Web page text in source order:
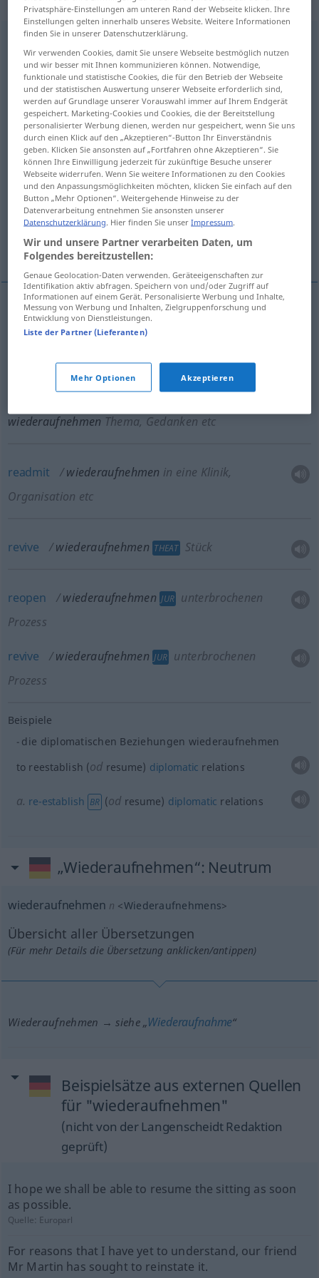
wiederaufnehmenv/t <irr,trennb;-ge-
aufnehmen
Übersicht aller Übersetzungen
(Für mehr Details die Übersetzung anklicken/antippen)
resume, take up again
revert to, come back to, take up again
readmit revive reopen, revive
Weitere Beispiele...
resume,takeup(sth)again
to,comebackto,takeup(sth)again
wiederaufnehmen Thema, Gedanken etc
readmit wiederaufnehmen in eine Klinik,
Organisation etc
revive wiederaufnehmen THEAT Stück
reopen wiederaufnehmen JUR unterbrochenen
Prozess
revive wiederaufnehmen JUR unterbrochenen
Prozess
Beispiele
die diplomatischen Beziehungen wiederaufnehmen
to reestablish (od resume) diplomatic relations
a. re-establish BR (od resume) diplomatic relations
„Wiederaufnehmen“: Neutrum
wiederaufnehmen n <Wiederaufnehmens>
Übersicht aller Übersetzungen
(Für mehr Details die Übersetzung anklicken/antippen)
Wiederaufnehmen → siehe „Wiederaufnahme“
Beispielsätze aus externen Quellen
für "wiederaufnehmen"
(nicht von der Langenscheidt Redaktion
geprüft)
I hope we shall be able to resume the sitting as soon
as possible.
Quelle: Europarl
For reasons that I have yet to understand, our friend
Mr Martin has sought to reinstate it.
Privatsphäre-Einstellungen am unteren Rand der Webseite klicken. Ihre
Einstellungen gelten innerhalb unseres Website. Weitere Informationen
finden Sie in unserer Datenschutzerklärung.
Wir verwenden Cookies, damit Sie unsere Webseite bestmöglich nutzen
und wir besser mit Ihnen kommunizieren können. Notwendige,
funktionale und statistische Cookies, die für den Betrieb der Webseite
und der statistischen Auswertung unserer Webseite erforderlich sind,
werden auf Grundlage unserer Vorauswahl immer auf Ihrem Endgerät
gespeichert. Marketing-Cookies und Cookies, die der Bereitstellung
personalisierter Werbung dienen, werden nur gespeichert, wenn Sie uns
durch einen Klick auf den „Akzeptieren“-Button Ihr Einverständnis
geben. Klicken Sie ansonsten auf „Fortfahren ohne Akzeptieren“. Sie
können Ihre Einwilligung jederzeit für zukünftige Besuche unserer
Webseite widerrufen. Wenn Sie weitere Informationen zu den Cookies
und den Anpassungsmöglichkeiten möchten, klicken Sie einfach auf den
Button „Mehr Optionen“. Weitergehende Hinweise zu der
Datenverarbeitung entnehmen Sie ansonsten unserer
Datenschutzerklärung. Hier finden Sie unserImpressum.
Wir und unsere Partner verarbeiten Daten, um
Folgendes bereitzustellen:
Genaue Geolocation-Daten verwenden. Geräteeigenschaften zur
Identifikation aktiv abfragen. Speichern von und/oder Zugriff auf
Informationen auf einem Gerät. Personalisierte Werbung und Inhalte,
Messung von Werbung und Inhalten, Zielgruppenforschung und
Entwicklung von Dienstleistungen.
Liste der Partner (Lieferanten)
Mehr Optionen Akzeptieren